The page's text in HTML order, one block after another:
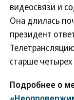
видеосвязи и
Она длилась
президент
старше четырех
Подробнее о